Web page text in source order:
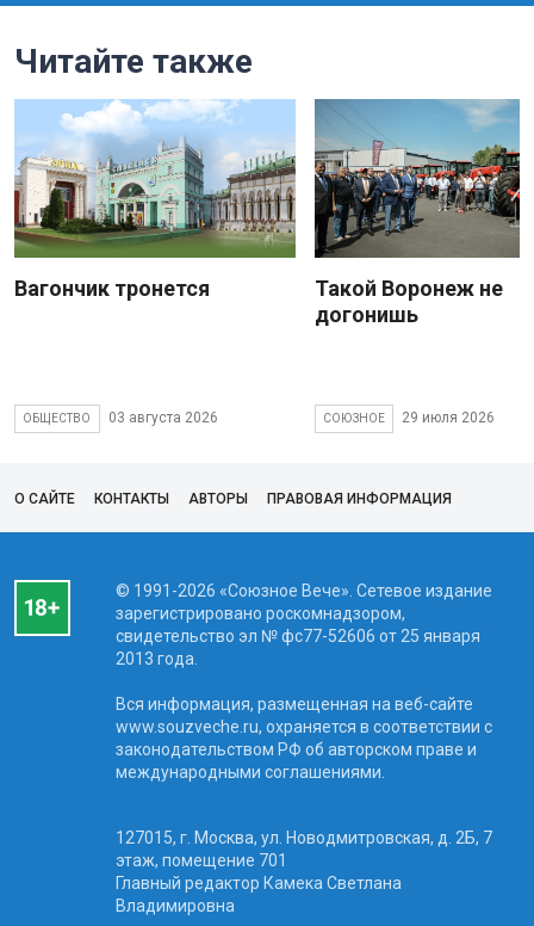
Читайте также
Вагончик тронется
ОБЩЕСТВО 03 августа 2026
Такой Воронеж не
догонишь
СОЮЗНОЕ 29 июля 2026
О САЙТЕ КОНТАКТЫ АВТОРЫ ПРАВОВАЯ ИНФОРМАЦИЯ
© 1991-2026 «Союзное Вече». Сетевое издание
зарегистрировано роскомнадзором,
свидетельство эл № фc77-52606 от 25 января
2013 года.
Вся информация, размещенная на веб-сайте
www.souzveche.ru, охраняется в соответствии с
законодательством РФ об авторском праве и
международными соглашениями.
127015, г. Москва, ул. Новодмитровская, д. 2Б, 7
этаж, помещение 701
Главный редактор Камека Светлана
Владимировна